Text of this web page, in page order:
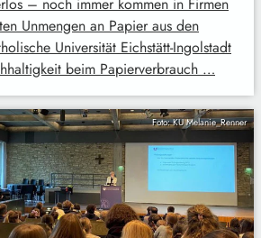
Unmengen an Papier aus den
Universität Eichstätt-Ingolstadt
beim Papierverbrauch …
Foto: KU Melanie_Renner